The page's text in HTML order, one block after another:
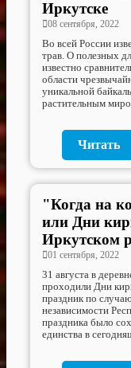
Иркутске
08 сентября, 2022
Во всей России
трав. О полезных
известно
области
уникальной
растительным
Читать
"Когда на
или Дни
Иркутском
01 сентября, 2022
31 августа в
проходили Дни
праздник по
независимости
праздника было
единства в